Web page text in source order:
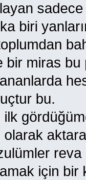
biri
bir miras
bu.
ilk
olarak
için bir